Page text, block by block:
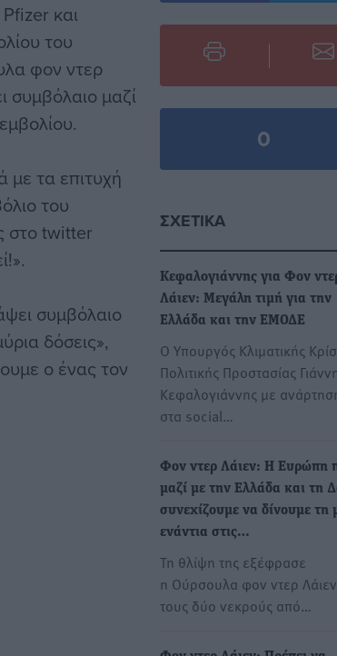
Pfizer και
του
φον ντερ
συμβόλαιο μαζί
με τα επιτυχή
του
στο twitter
συμβόλαιο
δόσεις»,
ο ένας τον
0
ΣΧΕΤΙΚΆ
Κεφαλογιάννης για Φον
Λάιεν: Μεγάλη τιμή για την
Ελλάδα και την ΕΜΟΔΕ
Ο Υπουργός Κλιματικής
Πολιτικής Προστασίας
Κεφαλογιάννης με
στα social…
Φον ντερ Λάιεν: Η Ευρώπη
μαζί με την Ελλάδα και τη
συνεχίζουμε να δίνουμε τη
ενάντια στις…
Τη θλίψη της εξέφρασε
η Ούρσουλα φον ντερ Λάιεν
τους δύο νεκρούς από…